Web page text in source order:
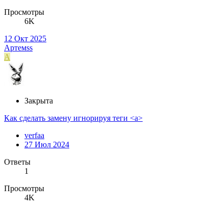
Просмотры
6K
12 Окт 2025
Артемss
А
Закрыта
Как сделать замену игнорируя теги <a>
verfaa
27 Июл 2024
Ответы
1
Просмотры
4K